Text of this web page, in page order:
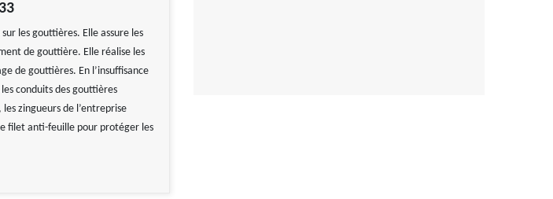
les gouttières. Elle assure les
de gouttière. Elle réalise les
de gouttières. En l’insuffisance
conduits des gouttières
zingueurs de l’entreprise
filet anti-feuille pour protéger les